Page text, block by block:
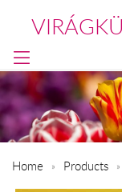
Home Products